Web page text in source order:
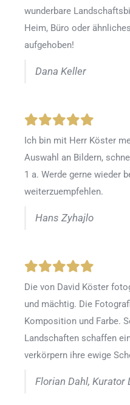
wunderbare
Heim, Büro oder
aufgehoben!
Dana Keller
Ich bin mit Herr Köster
Auswahl an Bildern,
1 a. Werde gerne wieder
weiterzuempfehlen.
Hans Zyhajlo
Die von David Köster
und mächtig. Die
Komposition und Farbe.
Landschaften schaffen
verkörpern ihre ewige
Florian Dahl,